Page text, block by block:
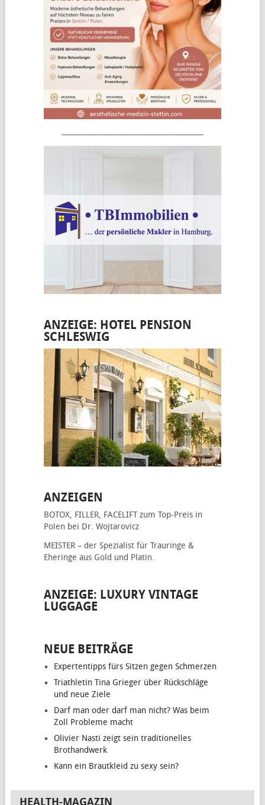
ANZEIGE: HOTEL PENSION
SCHLESWIG
ANZEIGEN
BOTOX, FILLER, FACELIFTzum Top-Preis in
Polen bei Dr. Wojtarovicz
MEISTER – der Spezialist für Trauringe &
Eheringe aus Gold und Platin.
ANZEIGE: LUXURY VINTAGE
LUGGAGE
NEUE BEITRÄGE
Expertentipps fürs Sitzen gegen Schmerzen
Triathletin Tina Grieger über Rückschläge
und neue Ziele
Darf man oder darf man nicht? Was beim
Zoll Probleme macht
Olivier Nasti zeigt sein traditionelles
Brothandwerk
Kann ein Brautkleid zu sexy sein?
HEALTH-MAGAZIN